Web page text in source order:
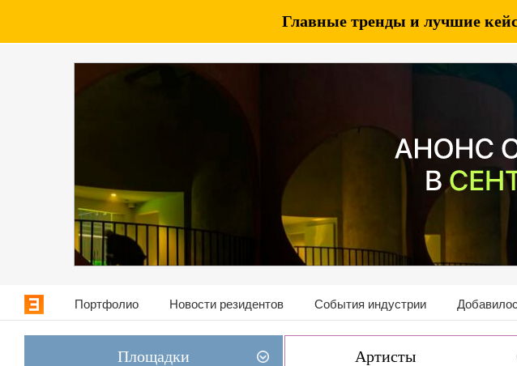
Главные тренды и лучшие
Портфолио Новости резидентов События индустрии
Площадки Артисты